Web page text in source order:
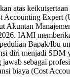
atas
Accounting Expert
Akuntan
IAMI
Bapak/Ibu
diri menjadi SDM
jawab sebagai
biaya (Cost